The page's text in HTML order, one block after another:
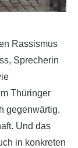
Rassismus
Sprecherin
Thüringer
gegenwärtig.
Und das
in konkreten